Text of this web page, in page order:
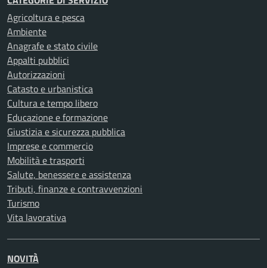
Agricoltura e pesca
Ambiente
Anagrafe e stato civile
Appalti pubblici
Autorizzazioni
Catasto e urbanistica
Cultura e tempo libero
Educazione e formazione
Giustizia e sicurezza pubblica
Imprese e commercio
Mobilità e trasporti
Salute, benessere e assistenza
Tributi, finanze e contravvenzioni
Turismo
Vita lavorativa
NOVITÀ